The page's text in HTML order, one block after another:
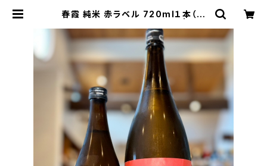
春霞 純米 赤ラベル 720ml１本（栗
SE公式】福原酒店｜創業1928年・広
島の日本酒・限定酒を全国通販